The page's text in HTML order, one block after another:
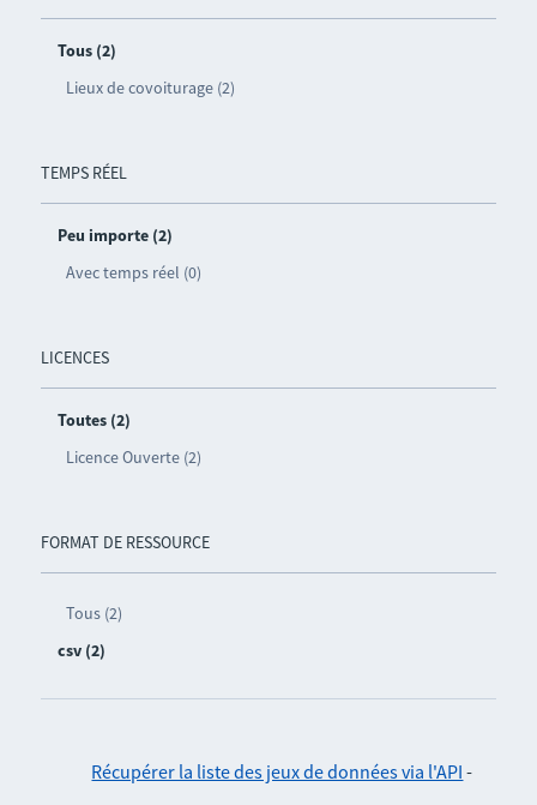
Tous (2)
Lieux de covoiturage (2)
TEMPS RÉEL
Peu importe (2)
Avec temps réel (0)
LICENCES
Toutes (2)
Licence Ouverte (2)
FORMAT DE RESSOURCE
Tous (2)
csv (2)
Récupérer la liste des jeux de données via l'API -